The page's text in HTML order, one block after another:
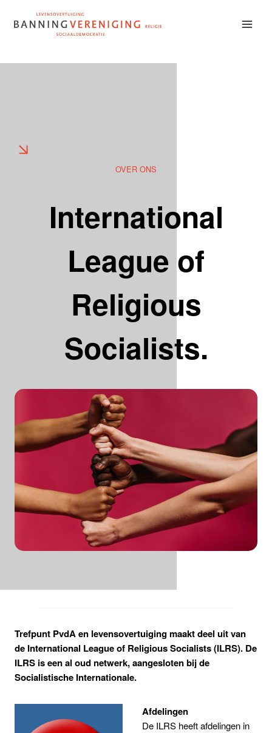
naar
OVER ONS
International
League of
Religious
Socialists.
Trefpunt PvdA en levensovertuiging maakt deel uit van
de International League of Religious Socialists (ILRS). De
ILRS is een al oud netwerk, aangesloten bij de
Socialistische Internationale.
Afdelingen
De ILRS heeft afdelingen in